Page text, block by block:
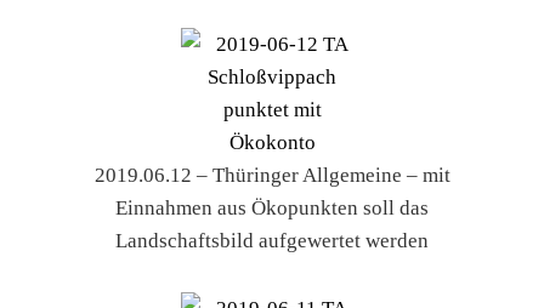
2019.06.12 – Thüringer Allgemeine – mit
Einnahmen aus Ökopunkten soll das
Landschaftsbild aufgewertet werden